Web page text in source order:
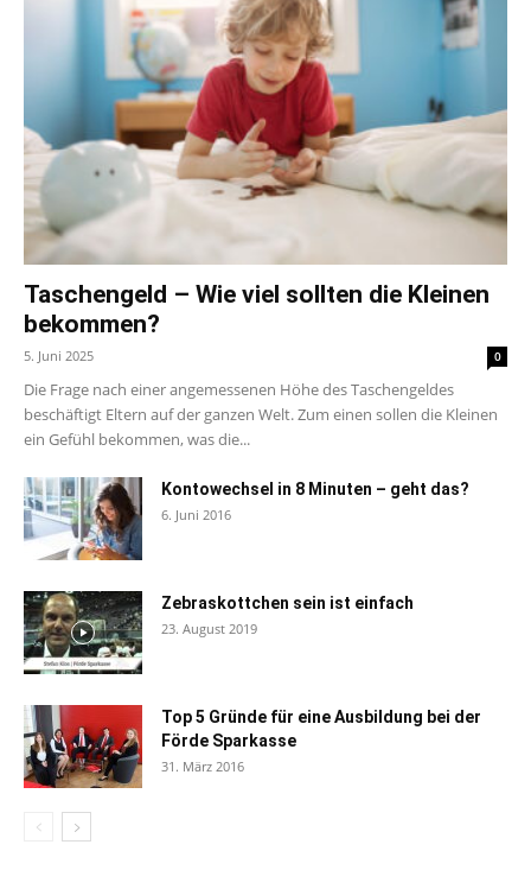
Taschengeld – Wie viel sollten die Kleinen
bekommen?
5. Juni 2025 0
Die Frage nach einer angemessenen Höhe des Taschengeldes
beschäftigt Eltern auf der ganzen Welt. Zum einen sollen die Kleinen
ein Gefühl bekommen, was die...
Kontowechsel in 8 Minuten – geht das?
6. Juni 2016
Zebraskottchen sein ist einfach
23. August 2019
Top 5 Gründe für eine Ausbildung bei der
Förde Sparkasse
31. März 2016